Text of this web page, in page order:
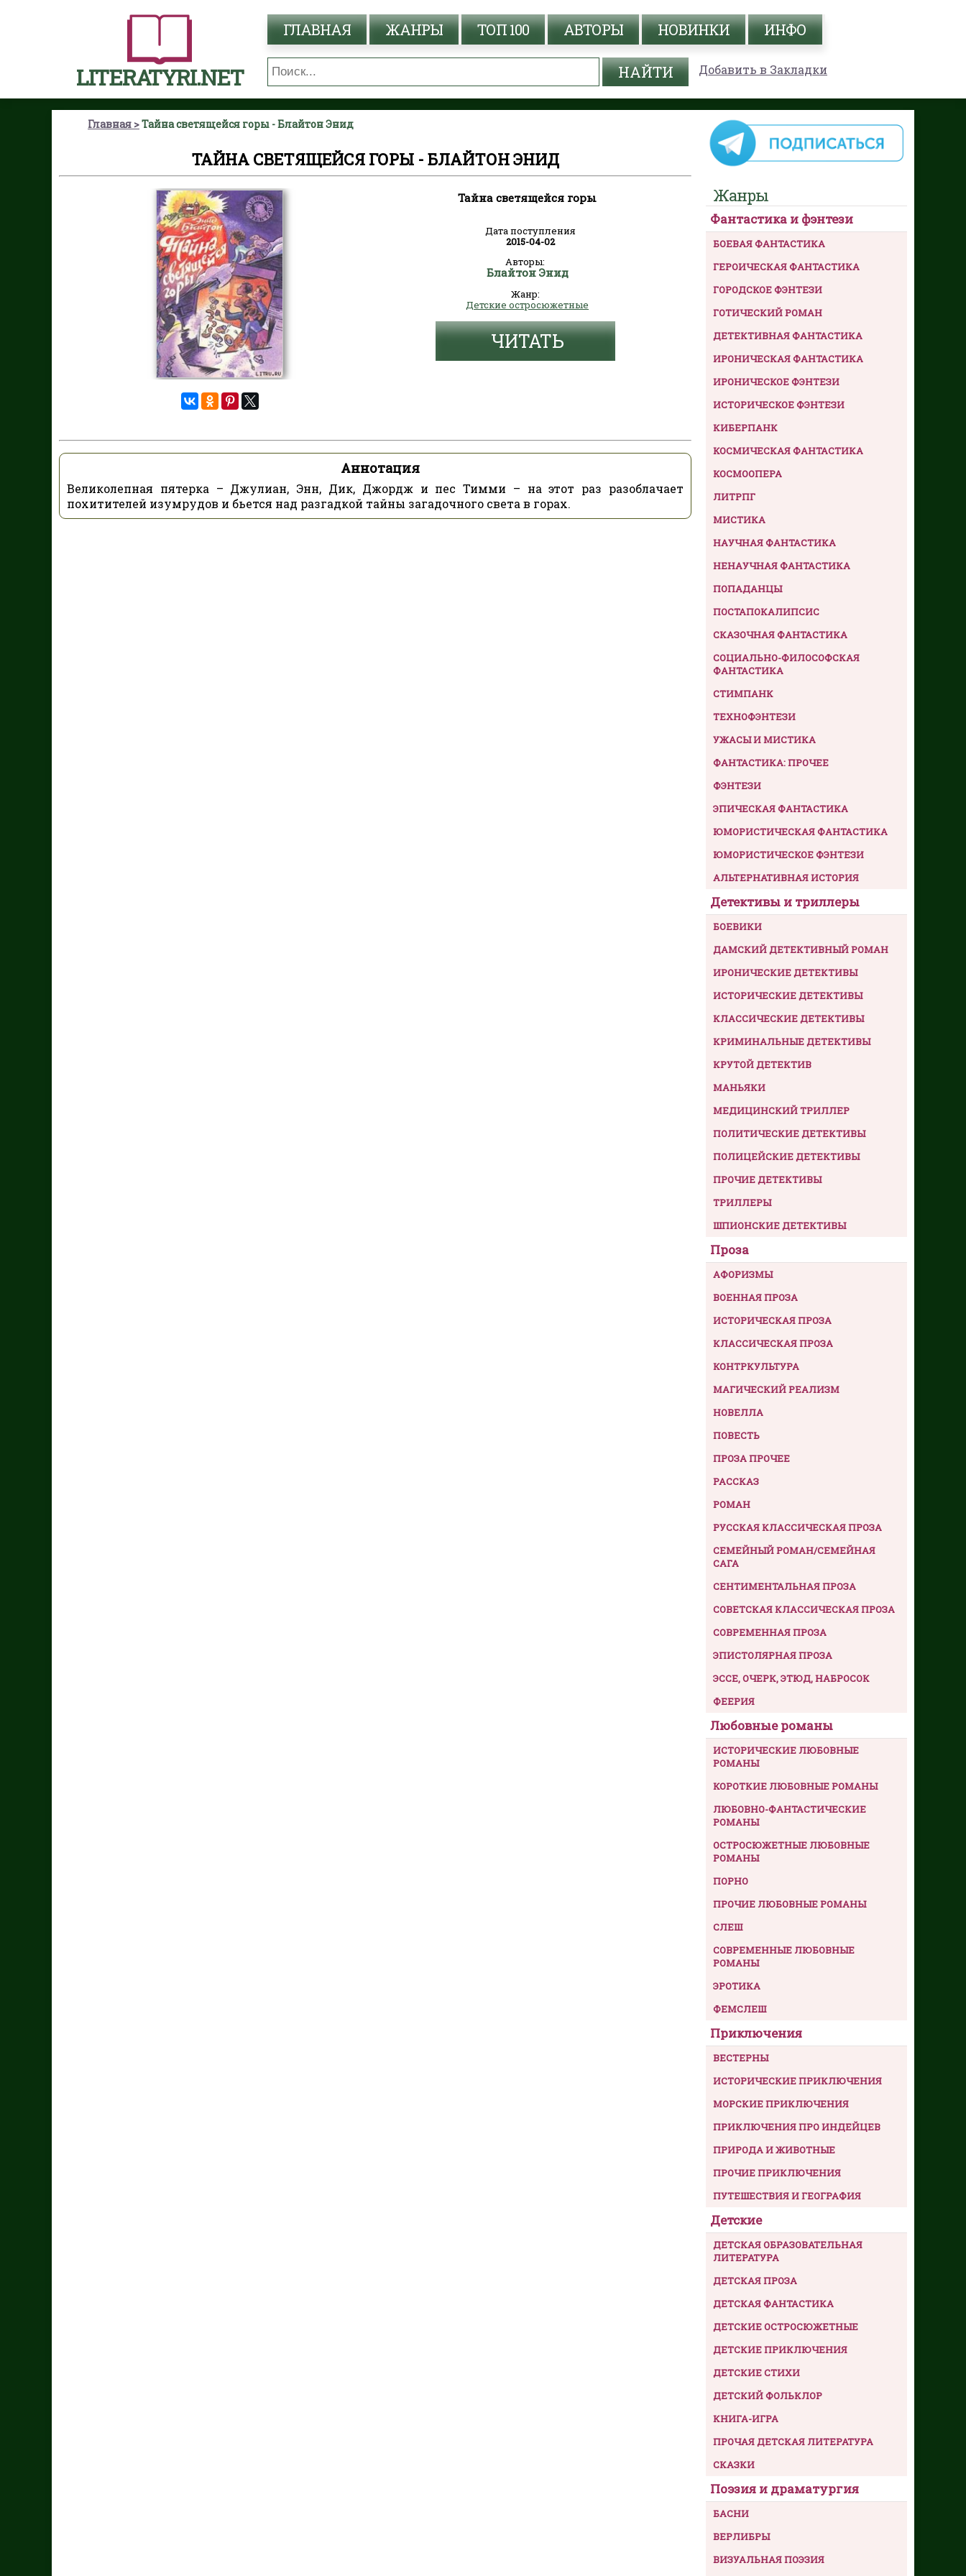
LITERATYRI.NET
ГЛАВНАЯ ЖАНРЫ ТОП 100 АВТОРЫ НОВИНКИ ИНФО
Добавить в Закладки
Главная Тайна светящейся горы - Блайтон Энид
ТАЙНА СВЕТЯЩЕЙСЯ ГОРЫ - БЛАЙТОН ЭНИД
Тайна светящейся горы
Дата поступления
2015-04-02
Авторы:
Блайтон Энид
Жанр:
Детские остросюжетные
ЧИТАТЬ
Аннотация
Великолепная пятерка – Джулиан, Энн, Дик, Джордж и пес Тимми – на этот раз разоблачает
похитителей изумрудов и бьется над разгадкой тайны загадочного света в горах.
Жанры
Фантастика и фэнтези
БОЕВАЯ ФАНТАСТИКА
ГЕРОИЧЕСКАЯ ФАНТАСТИКА
ГОРОДСКОЕ ФЭНТЕЗИ
ГОТИЧЕСКИЙ РОМАН
ДЕТЕКТИВНАЯ ФАНТАСТИКА
ИРОНИЧЕСКАЯ ФАНТАСТИКА
ИРОНИЧЕСКОЕ ФЭНТЕЗИ
ИСТОРИЧЕСКОЕ ФЭНТЕЗИ
КИБЕРПАНК
КОСМИЧЕСКАЯ ФАНТАСТИКА
КОСМООПЕРА
ЛИТРПГ
МИСТИКА
НАУЧНАЯ ФАНТАСТИКА
НЕНАУЧНАЯ ФАНТАСТИКА
ПОПАДАНЦЫ
ПОСТАПОКАЛИПСИС
СКАЗОЧНАЯ ФАНТАСТИКА
СОЦИАЛЬНО-ФИЛОСОФСКАЯ
ФАНТАСТИКА
СТИМПАНК
ТЕХНОФЭНТЕЗИ
УЖАСЫ И МИСТИКА
ФАНТАСТИКА: ПРОЧЕЕ
ФЭНТЕЗИ
ЭПИЧЕСКАЯ ФАНТАСТИКА
ЮМОРИСТИЧЕСКАЯ ФАНТАСТИКА
ЮМОРИСТИЧЕСКОЕ ФЭНТЕЗИ
АЛЬТЕРНАТИВНАЯ ИСТОРИЯ
Детективы и триллеры
БОЕВИКИ
ДАМСКИЙ ДЕТЕКТИВНЫЙ РОМАН
ИРОНИЧЕСКИЕ ДЕТЕКТИВЫ
ИСТОРИЧЕСКИЕ ДЕТЕКТИВЫ
КЛАССИЧЕСКИЕ ДЕТЕКТИВЫ
КРИМИНАЛЬНЫЕ ДЕТЕКТИВЫ
КРУТОЙ ДЕТЕКТИВ
МАНЬЯКИ
МЕДИЦИНСКИЙ ТРИЛЛЕР
ПОЛИТИЧЕСКИЕ ДЕТЕКТИВЫ
ПОЛИЦЕЙСКИЕ ДЕТЕКТИВЫ
ПРОЧИЕ ДЕТЕКТИВЫ
ТРИЛЛЕРЫ
ШПИОНСКИЕ ДЕТЕКТИВЫ
Проза
АФОРИЗМЫ
ВОЕННАЯ ПРОЗА
ИСТОРИЧЕСКАЯ ПРОЗА
КЛАССИЧЕСКАЯ ПРОЗА
КОНТРКУЛЬТУРА
МАГИЧЕСКИЙ РЕАЛИЗМ
НОВЕЛЛА
ПОВЕСТЬ
ПРОЗА ПРОЧЕЕ
РАССКАЗ
РОМАН
РУССКАЯ КЛАССИЧЕСКАЯ ПРОЗА
СЕМЕЙНЫЙ РОМАН/СЕМЕЙНАЯ
САГА
СЕНТИМЕНТАЛЬНАЯ ПРОЗА
СОВЕТСКАЯ КЛАССИЧЕСКАЯ ПРОЗА
СОВРЕМЕННАЯ ПРОЗА
ЭПИСТОЛЯРНАЯ ПРОЗА
ЭССЕ, ОЧЕРК, ЭТЮД, НАБРОСОК
ФЕЕРИЯ
Любовные романы
ИСТОРИЧЕСКИЕ ЛЮБОВНЫЕ
РОМАНЫ
КОРОТКИЕ ЛЮБОВНЫЕ РОМАНЫ
ЛЮБОВНО-ФАНТАСТИЧЕСКИЕ
РОМАНЫ
ОСТРОСЮЖЕТНЫЕ ЛЮБОВНЫЕ
РОМАНЫ
ПОРНО
ПРОЧИЕ ЛЮБОВНЫЕ РОМАНЫ
СЛЕШ
СОВРЕМЕННЫЕ ЛЮБОВНЫЕ
РОМАНЫ
ЭРОТИКА
ФЕМСЛЕШ
Приключения
ВЕСТЕРНЫ
ИСТОРИЧЕСКИЕ ПРИКЛЮЧЕНИЯ
МОРСКИЕ ПРИКЛЮЧЕНИЯ
ПРИКЛЮЧЕНИЯ ПРО ИНДЕЙЦЕВ
ПРИРОДА И ЖИВОТНЫЕ
ПРОЧИЕ ПРИКЛЮЧЕНИЯ
ПУТЕШЕСТВИЯ И ГЕОГРАФИЯ
Детские
ДЕТСКАЯ ОБРАЗОВАТЕЛЬНАЯ
ЛИТЕРАТУРА
ДЕТСКАЯ ПРОЗА
ДЕТСКАЯ ФАНТАСТИКА
ДЕТСКИЕ ОСТРОСЮЖЕТНЫЕ
ДЕТСКИЕ ПРИКЛЮЧЕНИЯ
ДЕТСКИЕ СТИХИ
ДЕТСКИЙ ФОЛЬКЛОР
КНИГА-ИГРА
ПРОЧАЯ ДЕТСКАЯ ЛИТЕРАТУРА
СКАЗКИ
Поэзия и драматургия
БАСНИ
ВЕРЛИБРЫ
ВИЗУАЛЬНАЯ ПОЭЗИЯ